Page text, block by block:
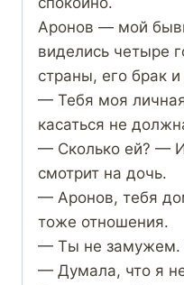
Аронов — мой
виделись четыре
страны, его брак
— Тебя моя
касаться не
— Сколько ей? —
смотрит на дочь.
— Аронов, тебя
тоже отношения.
— Ты не замужем.
— Думала, что я